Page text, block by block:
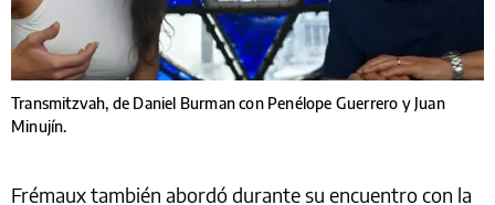
Transmitzvah, de Daniel Burman con Penélope Guerrero y Juan
Minujín.
Frémaux también abordó durante su encuentro con la